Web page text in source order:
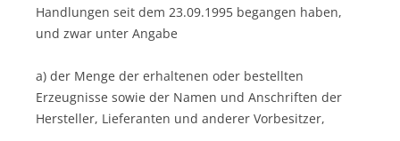
Handlungen seit dem 23.09.1995 begangen haben,
und zwar unter Angabe
a) der Menge der erhaltenen oder bestellten
Erzeugnisse sowie der Namen und Anschriften der
Hersteller, Lieferanten und anderer Vorbesitzer,